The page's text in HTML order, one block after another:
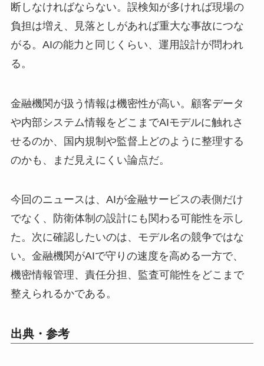
断しなければならない。誤検知が多ければ現場の
負担は増え、見落としがあれば重大な事故につな
がる。AIの能力と同じくらい、運用設計が問われ
る。
金融機関が扱う情報は機密性が高い。顧客データ
や内部システム情報をどこまでAIモデルに触れさ
せるのか、国内規制や監督上どのように整理する
のかも、まだ見えにくい論点だ。
今回のニュースは、AIが金融サービスの表側だけ
でなく、防衛体制の設計にも関わる可能性を示し
た。次に確認したいのは、モデル名の競争ではな
い。金融機関がAIで守りの速度を高める一方で、
機密情報管理、責任分担、監査可能性をどこまで
整えられるかである。
出典・参考